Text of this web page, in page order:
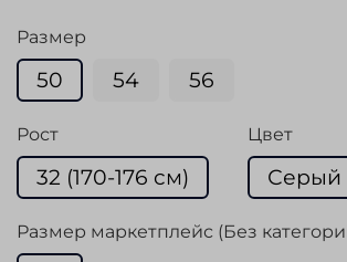
Размер
50 54 56
Рост
32 (170-176 cм)
Цвет
Серый
Размер маркетплейс (Без